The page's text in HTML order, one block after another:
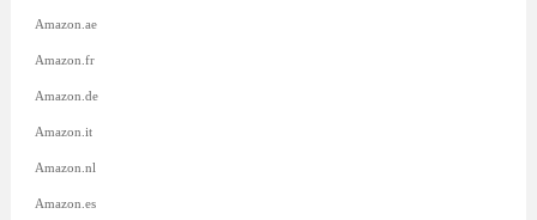
Amazon.ae
Amazon.fr
Amazon.de
Amazon.it
Amazon.nl
Amazon.es